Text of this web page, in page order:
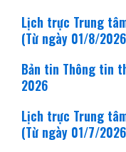
Lịch trực Trung
(Từ ngày 01/8/
Bản tin Thông tin
2026
Lịch trực Trung
(Từ ngày 01/7/